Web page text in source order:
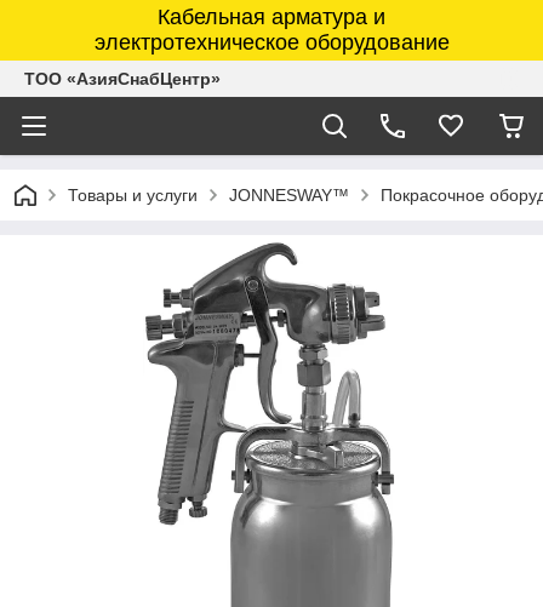
Кабельная арматура и
электротехническое оборудование
ТОО «АзияСнабЦентр»
Товары и услуги JONNESWAY™ Покрасочное